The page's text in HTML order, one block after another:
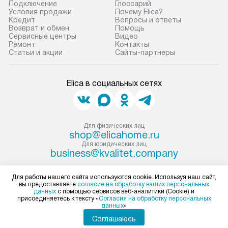
Если необходимо переместить
прибор до места установки,
пожалуйста, предварительно
уточните это с менеджером.
За данную услугу взимается
дополнительная плата. Важно
прибора не позволяют ему пройти
через дверной проем, сотрудники
демонтировать дверцы, ручки или
другие выступающие элементы, так
как это может привести к отказу
Перед заказом удостоверьтесь, что
сможете переместить прибор
в нужное место, учитывая размеры
упаковки или без нее.
к воде, крана и
слива.
подключение к
и консультацию
В стандартную
не включаются:
Подключение
Условия продажи
Кредит
Возврат и обмен
Сервисные центры
Ремонт
Статьи и акции
Глоссарий
Почему Elica?
Вопросы и ответы
Помощь
Видео
Контакты
Сайты-партнеры
Elica в социальных сетях
Для физических лиц
shop@elicahome.ru
Для юридических лиц
business@kvalitet.company
НАПИСАТЬ РУКОВОДСТВУ
Политика конфиденциальности
Карта сайта
Для работы нашего сайта используются cookie. Используя наш сайт,
вы предоставляете согласие на обработку ваших персональных
данных с помощью сервисов веб-аналитики (Cookie) и
присоединяетесь к тексту «Согласия на обработку персональных
данных»
Соглашаюсь